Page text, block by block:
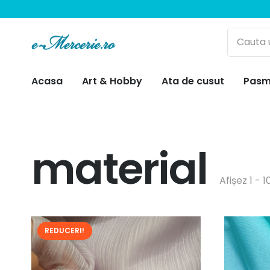
Acasa Art & Hobby Ata de cusut
material Afișez 1 -
REDUCERI!